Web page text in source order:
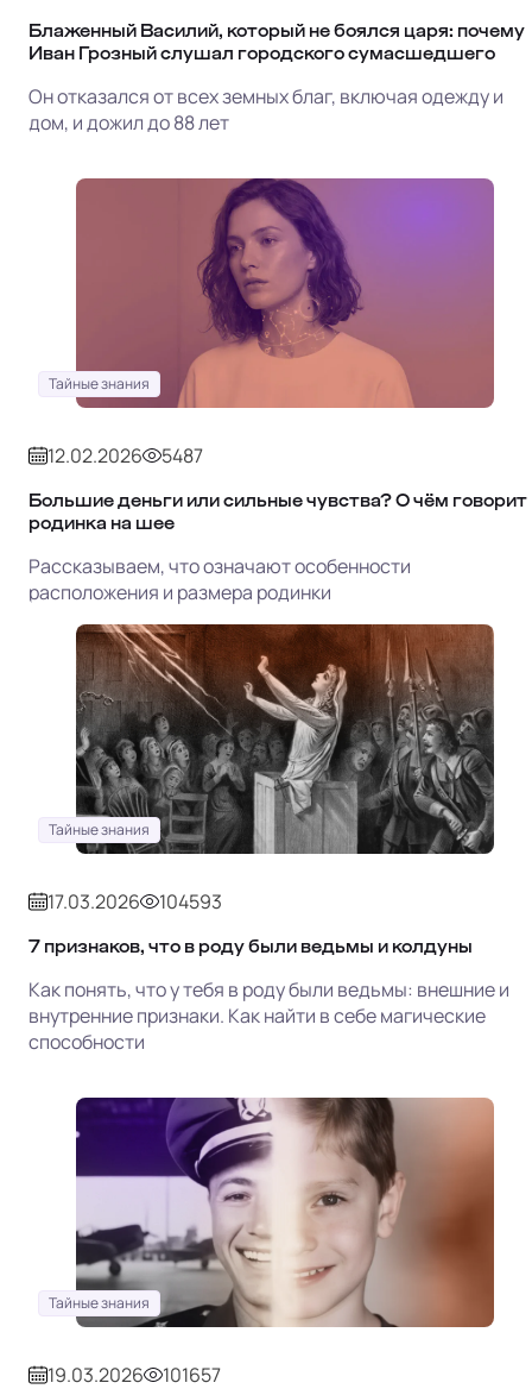
Блаженный Василий, который не боялся царя: почему
Иван Грозный слушал городского сумасшедшего
Он отказался от всех земных благ, включая одежду и
дом, и дожил до 88 лет
Тайные знания
12.02.2026 5487
Большие деньги или сильные чувства? О чём говорит
родинка на шее
Рассказываем, что означают особенности
расположения и размера родинки
Тайные знания
17.03.2026 104593
7 признаков, что в роду были ведьмы и колдуны
Как понять, что у тебя в роду были ведьмы: внешние и
внутренние признаки. Как найти в себе магические
способности
Тайные знания
19.03.2026 101657